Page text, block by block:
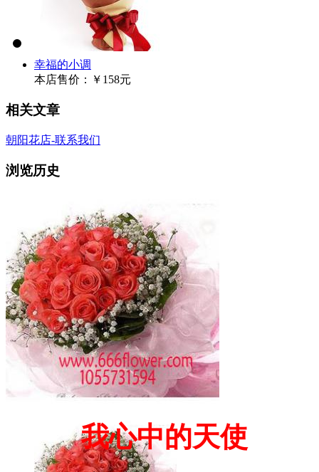
幸福的小调
本店售价：
￥158元
相关文章
朝阳花店-联系我们
浏览历史
我心中的天使